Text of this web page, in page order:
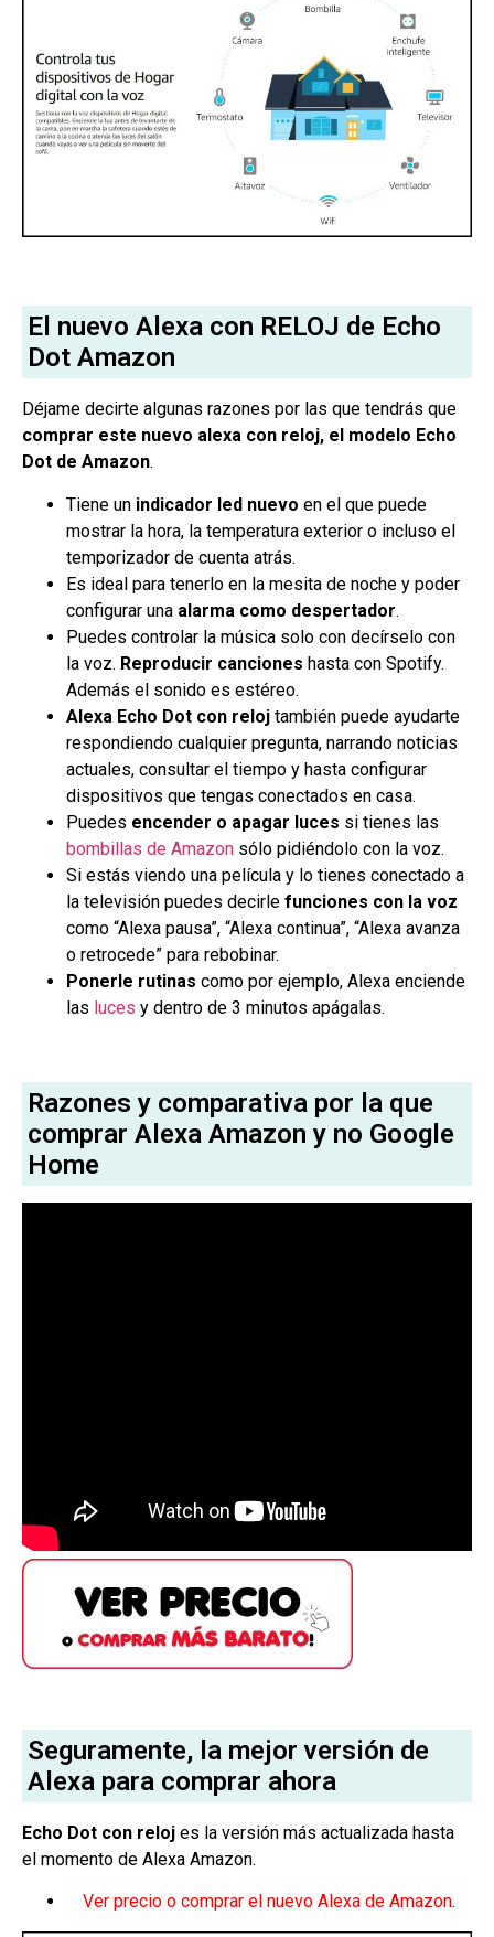
El nuevo Alexa con RELOJ de Echo
Dot Amazon
Déjame decirte algunas razones por las que tendrás que
comprar este nuevo alexa con reloj, el modelo Echo
Dot de Amazon.
Tiene un indicador led nuevo en el que puede
mostrar la hora, la temperatura exterior o incluso el
temporizador de cuenta atrás.
Es ideal para tenerlo en la mesita de noche y poder
configurar una alarma como despertador.
Puedes controlar la música solo con decírselo con
la voz. Reproducir canciones hasta con Spotify.
Además el sonido es estéreo.
Alexa Echo Dot con reloj también puede ayudarte
respondiendo cualquier pregunta, narrando noticias
actuales, consultar el tiempo y hasta configurar
dispositivos que tengas conectados en casa.
Puedes encender o apagar luces si tienes las
bombillas de Amazon sólo pidiéndolo con la voz.
Si estás viendo una película y lo tienes conectado a
la televisión puedes decirle funciones con la voz
como “Alexa pausa”, “Alexa continua”, “Alexa avanza
o retrocede” para rebobinar.
Ponerle rutinas como por ejemplo, Alexa enciende
las luces y dentro de 3 minutos apágalas.
Razones y comparativa por la que
comprar Alexa Amazon y no Google
Home
Seguramente, la mejor versión de
Alexa para comprar ahora
Echo Dot con reloj es la versión más actualizada hasta
el momento de Alexa Amazon.
Ver precio o comprar el nuevo Alexa de Amazon.